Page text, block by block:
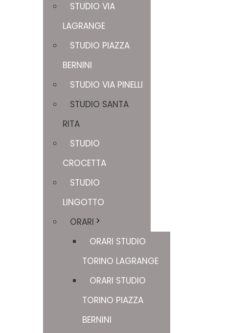
STUDIO VIA
LAGRANGE
STUDIO PIAZZA
BERNINI
STUDIO VIA PINELLI
STUDIO SANTA
RITA
STUDIO
CROCETTA
STUDIO
LINGOTTO
ORARI
ORARI STUDIO
TORINO LAGRANGE
ORARI STUDIO
TORINO PIAZZA
BERNINI